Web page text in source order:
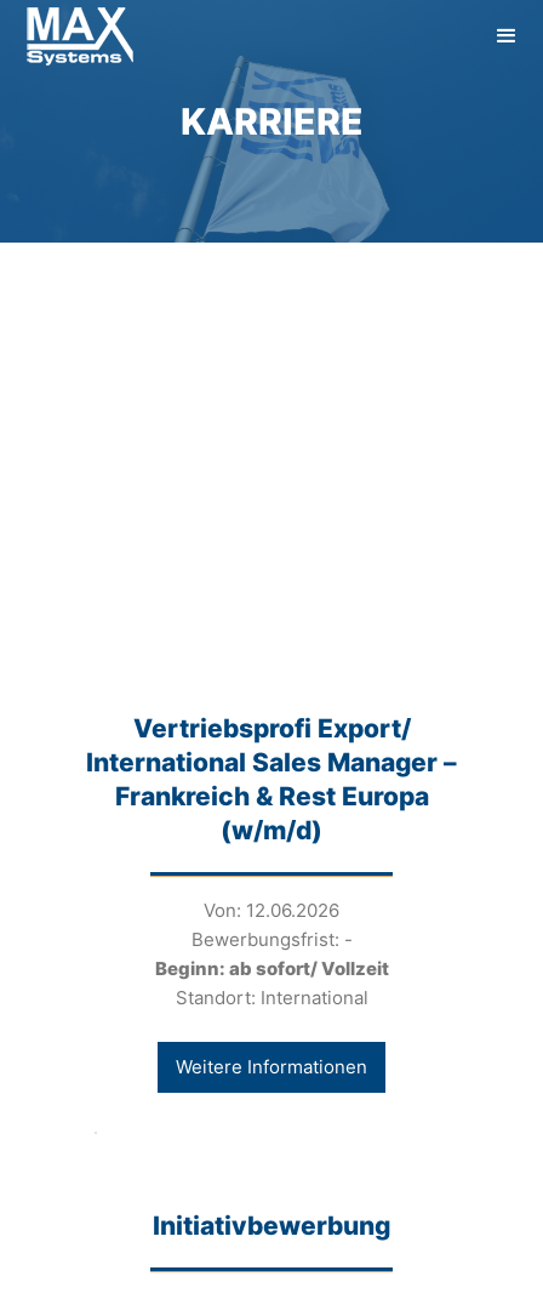
KARRIERE
Vertriebsprofi Export/
International Sales Manager –
Frankreich & Rest Europa
(w/m/d)
Von: 12.06.2026
Bewerbungsfrist: -
Beginn: ab sofort/ Vollzeit
Standort: International
Weitere Informationen
Initiativbewerbung